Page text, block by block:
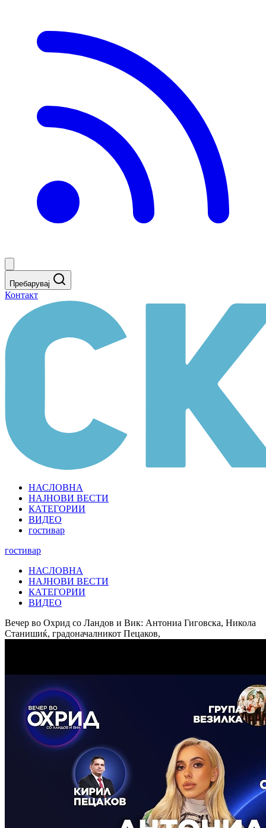
Пребарувај
Контакт
НАСЛОВНА
НАЈНОВИ ВЕСТИ
КАТЕГОРИИ
ВИДЕО
гостивар
гостивар
НАСЛОВНА
НАЈНОВИ ВЕСТИ
КАТЕГОРИИ
ВИДЕО
Вечер во Охрид со Ландов и Вик: Антониа Гиговска, Никола
Станишиќ, градоначалникот Пецаков,